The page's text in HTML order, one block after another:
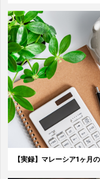
【実録】マレーシア1ヶ月